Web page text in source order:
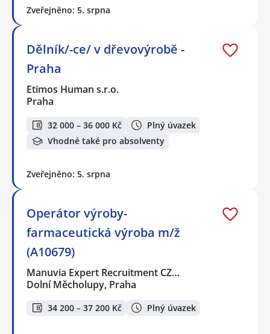
Zveřejněno: 5. srpna
Dělník/-ce/ v dřevovýrobě -
Praha
Etimos Human s.r.o.
Praha
32 000 – 36 000 Kč
Plný úvazek
Vhodné také pro absolventy
Zveřejněno: 5. srpna
Operátor výroby-
farmaceutická výroba m/ž
(A10679)
Manuvia Expert Recruitment CZ…
Dolní Měcholupy, Praha
34 200 – 37 200 Kč Plný úvazek